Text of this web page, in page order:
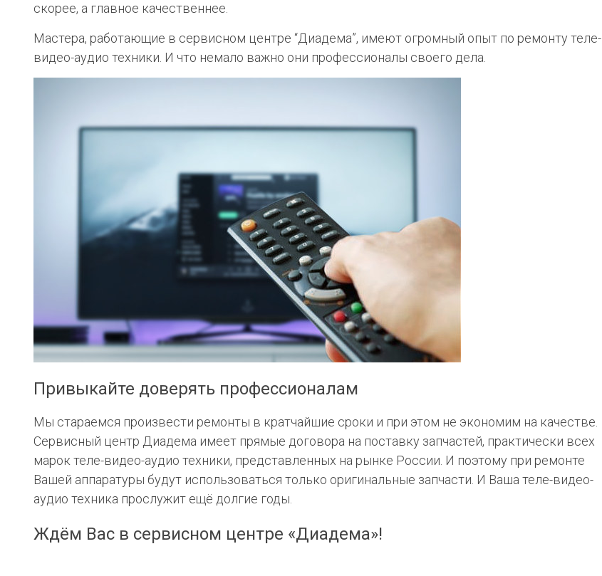
скорее, а главное качественнее.
Мастера, работающие в сервисном центре “Диадема”, имеют огромный опыт по ремонту теле-
видео-аудио техники. И что немало важно они профессионалы своего дела.
Привыкайте доверять профессионалам
Мы стараемся произвести ремонты в кратчайшие сроки и при этом не экономим на качестве.
Сервисный центр Диадема имеет прямые договора на поставку запчастей, практически всех
марок теле-видео-аудио техники, представленных на рынке России. И поэтому при ремонте
Вашей аппаратуры будут использоваться только оригинальные запчасти. И Ваша теле-видео-
аудио техника прослужит ещё долгие годы.
Ждём Вас в сервисном центре «Диадема»!